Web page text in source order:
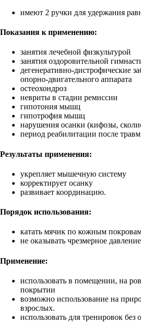
имеют 2 ручки для удержания
Показания к применению:
занятия лечебной физкультурой
занятия оздоровительной
дегенеративно-дистрофические
опорно-двигательного аппарата
остеохондроз
невриты в стадии ремиссии
гипотония мышц
гипотрофия мышц
нарушения осанки (кифозы,
период реабилитации после
Результаты применения:
укрепляет мышечную систему
корректирует осанку
развивает координацию.
Порядок использования:
катать мячик по кожным
не оказывать чрезмерное
Применение:
использовать в помещении, на
покрытии
возможно использование на
взрослых.
использовать для тренировок без